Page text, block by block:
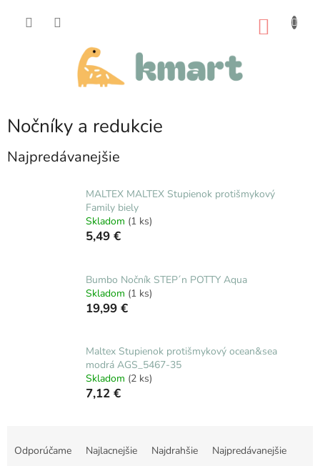
Nočníky a redukcie
Najpredávanejšie
MALTEX MALTEX Stupienok protišmykový
Family biely
Skladom (1 ks)
5,49 €
Bumbo Nočník STEP´n POTTY Aqua
Skladom (1 ks)
19,99 €
Maltex Stupienok protišmykový ocean&sea
modrá AGS_5467-35
Skladom (2 ks)
7,12 €
Odporúčame Najlacnejšie Najdrahšie Najpredávanejšie